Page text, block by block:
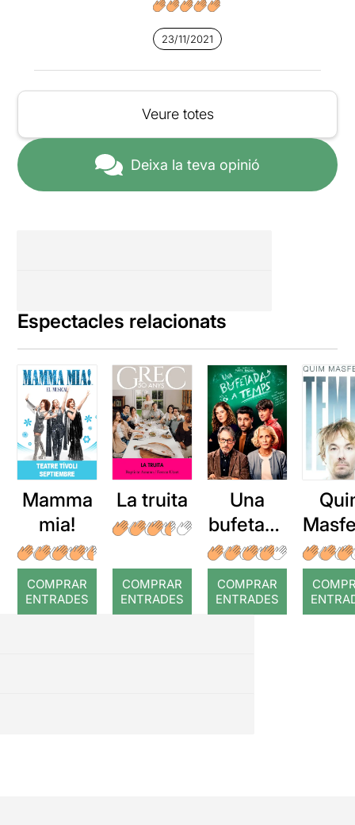
23/11/2021
Veure totes
Deixa la teva opinió
Espectacles relacionats
Mamma
mia!
COMPRAR
ENTRADES
La truita
COMPRAR
ENTRADES
Una
bufetada
a temps
COMPRAR
ENTRADES
r: